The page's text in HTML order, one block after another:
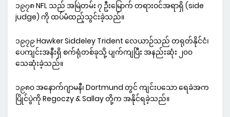
၁၉၇၈ NFL သည် အမြဲတမ်း ၇ ဦးမြောက် တရားဝင်အရာရှိ (side
judge) ကို ထပ်မံထည့်သွင်းခဲ့သည်။
၁၉၇၉ Hawker Siddeley Trident လေယာဉ်သည် တရုတ်နိုင်ငံ၊
ပေကျင်းအနီးရှိ စက်ရုံတစ်ခုသို့ ပျက်ကျပြီး အနည်းဆုံး ၂၀၀
သေဆုံးခဲ့သည်။
၁၉၈၀ အနောက်ဂျာမနီ၊ Dortmund တွင် ကျင်းပသော ရေခဲအက
ပြိုင်ပွဲကို Regoczy & Sallay တို့က အနိုင်ရခဲ့သည်။